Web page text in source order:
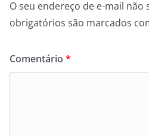
O seu endereço de e-mail não
obrigatórios são marcados
Comentário *